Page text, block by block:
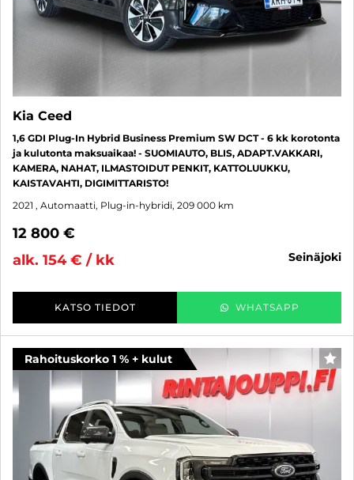
Kia Ceed
1,6 GDI Plug-In Hybrid Business Premium SW DCT - 6 kk korotonta
ja kulutonta maksuaikaa! - SUOMIAUTO, BLIS, ADAPT.VAKKARI,
KAMERA, NAHAT, ILMASTOIDUT PENKIT, KATTOLUUKKU,
KAISTAVAHTI, DIGIMITTARISTO!
2021 , Automaatti, Plug-in-hybridi, 209 000 km
12 800 €
alk. 154 € / kk
seinäjoki
KATSO TIEDOT WHATSAPP
Rahoituskorko 1 % + kulut